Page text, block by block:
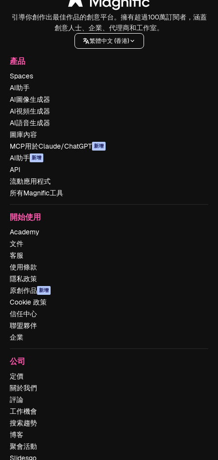
引導你創作出最佳作品的創意平台。擁有超過100萬訂閱者，涵蓋
創意人士、企業、代理商和工作室。
繁體中文 (香港)
產品
Spaces
AI助手
AI圖像生成器
AI視頻生成器
AI語音生成器
圖庫內容
MCP用於Claude/ChatGPT 新增
AI助手 新增
API
流動應用程式
所有Magnific工具
開始使用
Academy
文件
客服
使用條款
隱私政策
原創作品 新增
Cookie 政策
信任中心
聯盟夥伴
企業
公司
定價
關於我們
評論
工作機會
搜索趨勢
博客
聚會活動
Slidesgo